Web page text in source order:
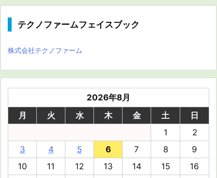
テクノファームフェイスブック
株式会社テクノファーム
2026年8月
月
火 水 木 金 土
日
1
2
3
4 5 6 7 8
9
10
11 12 13 14 15
16